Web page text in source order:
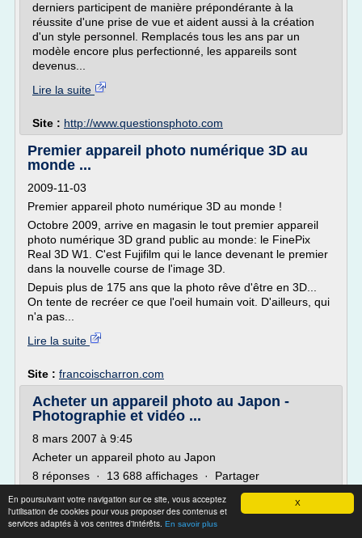
X
En poursuivant votre navigation sur ce site, vous acceptez
l'utilisation de cookies pour vous proposer des contenus et
services adaptés à vos centres d'intérêts. En savoir plus
derniers participent de manière prépondérante à la
réussite d'une prise de vue et aident aussi à la création
d'un style personnel. Remplacés tous les ans par un
modèle encore plus perfectionné, les appareils sont
devenus...
Lire la suite
Site : http://www.questionsphoto.com
Premier appareil photo numérique 3D au
monde ...
2009-11-03
Premier appareil photo numérique 3D au monde !
Octobre 2009, arrive en magasin le tout premier appareil
photo numérique 3D grand public au monde: le FinePix
Real 3D W1. C'est Fujifilm qui le lance devenant le premier
dans la nouvelle course de l'image 3D.
Depuis plus de 175 ans que la photo rêve d'être en 3D...
On tente de recréer ce que l'oeil humain voit. D'ailleurs, qui
n'a pas...
Lire la suite
Site : francoischarron.com
Acheter un appareil photo au Japon -
Photographie et vidéo ...
8 mars 2007 à 9:45
Acheter un appareil photo au Japon
8 réponses · 13 688 affichages · Partager
Publicité invisible aux membres
VoyageForum connectés à leur compte. ( ? )
Bonjour, savez vous si il est interressant d'acheter un